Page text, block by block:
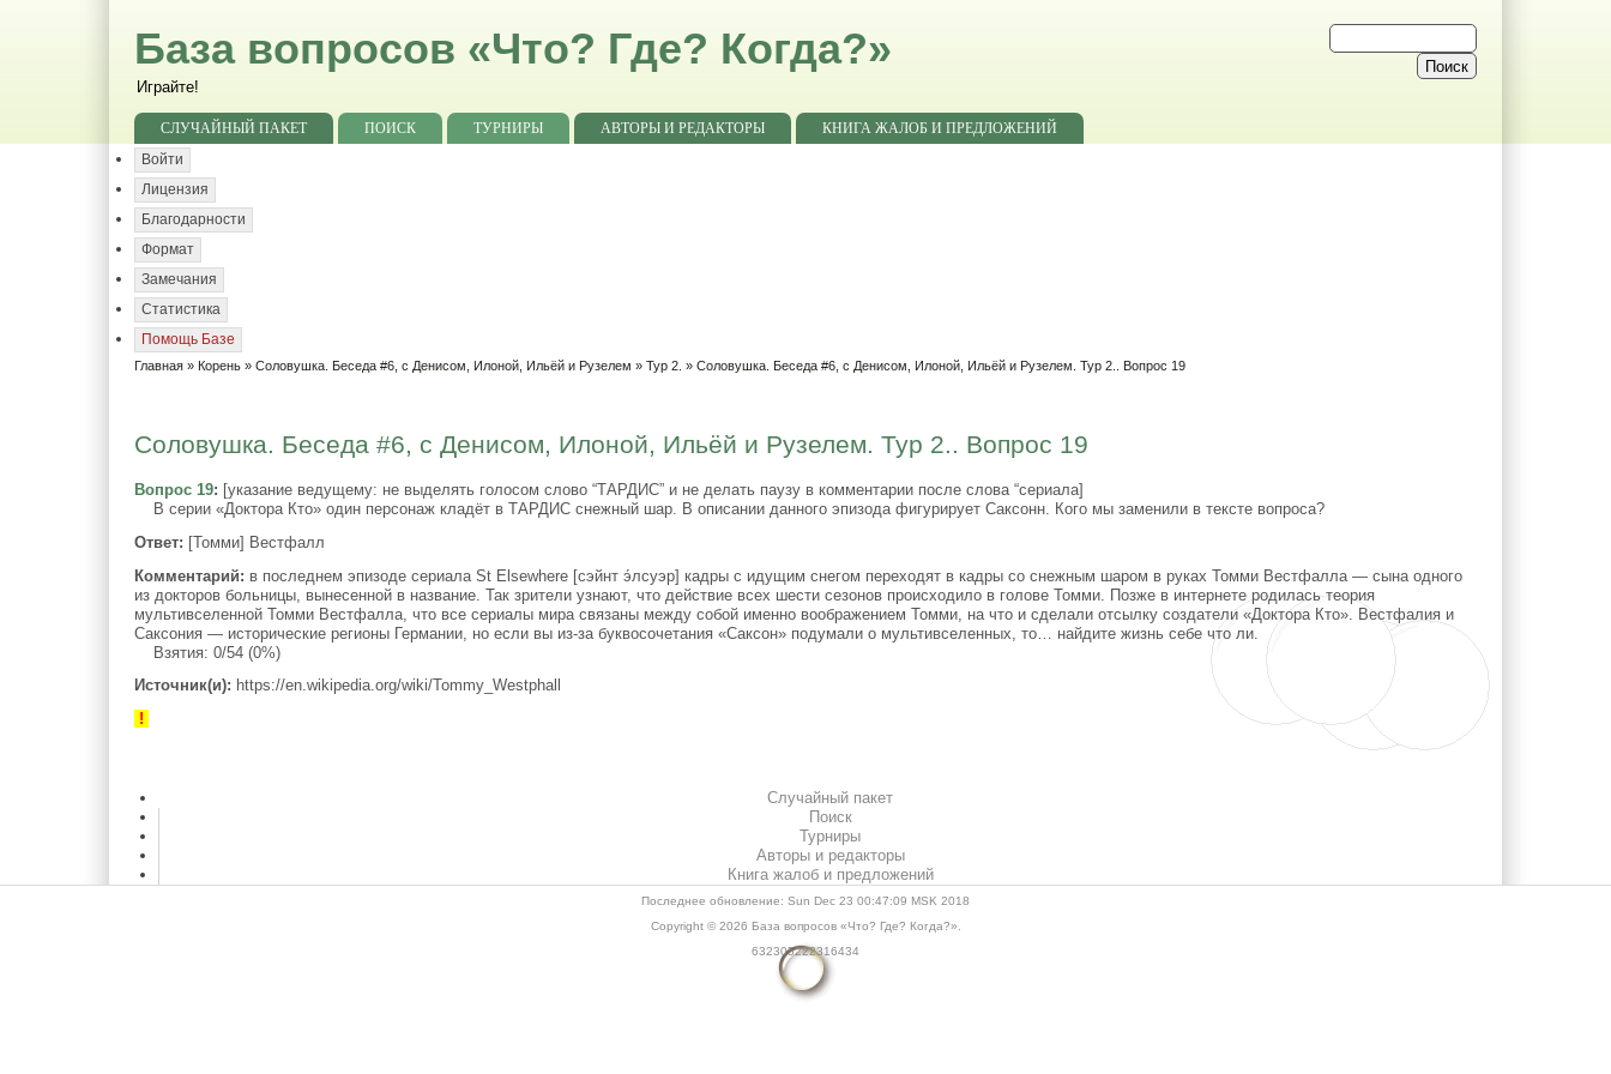
База вопросов «Что? Где? Когда?»
Играйте!
СЛУЧАЙНЫЙ ПАКЕТ ПОИСК ТУРНИРЫ АВТОРЫ И РЕДАКТОРЫ
КНИГА ЖАЛОБ И ПРЕДЛОЖЕНИЙ
Войти
Лицензия
Благодарности
Формат
Замечания
Статистика
Помощь Базе
Главная » Корень »Соловушка. Беседа #6, с Денисом, Илоной, Ильёй и Рузелем »Тур 2. » Соловушка. Беседа #6, с Денисом, Илоной, Ильёй и Рузелем. Тур 2.. Вопрос 19
Соловушка. Беседа #6, с Денисом, Илоной, Ильёй и Рузелем. Тур 2.. Вопрос 19
Вопрос 19: [указание ведущему: не выделять голосом слово “ТАРДИС” и не делать паузу в комментарии после слова “сериала]
В серии «Доктора Кто» один персонаж кладёт в ТАРДИС снежный шар. В описании данного эпизода фигурирует Саксонн. Кого мы заменили в тексте вопроса?
Ответ: [Томми] Вестфалл
Комментарий: в последнем эпизоде сериала St Elsewhere [сэйнт э́лсуэр] кадры с идущим снегом переходят в кадры со снежным шаром в руках Томми Вестфалла — сына одного
из докторов больницы, вынесенной в название. Так зрители узнают, что действие всех шести сезонов происходило в голове Томми. Позже в интернете родилась теория
мультивселенной Томми Вестфалла, что все сериалы мира связаны между собой именно воображением Томми, на что и сделали отсылку создатели «Доктора Кто». Вестфалия и
Саксония — исторические регионы Германии, но если вы из-за буквосочетания «Саксон» подумали о мультивселенных, то… найдите жизнь себе что ли.
Взятия: 0/54 (0%)
Источник(и): https://en.wikipedia.org/wiki/Tommy_Westphall
!
Случайный пакет
Поиск
Турниры
Авторы и редакторы
Книга жалоб и предложений
Последнее обновление: Sun Dec 23 00:47:09 MSK 2018
Copyright © 2026 База вопросов «Что? Где? Когда?».
632305222316434